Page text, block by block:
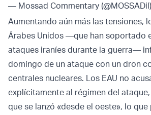
— Mossad Commentary (@MOSSADil)
Aumentando aún más las tensiones,
Árabes Unidos —que han soportado
ataques iraníes durante la guerra—
domingo de un ataque con un dron
centrales nucleares. Los EAU no
explícitamente al régimen del
que se lanzó «desde el oeste», lo